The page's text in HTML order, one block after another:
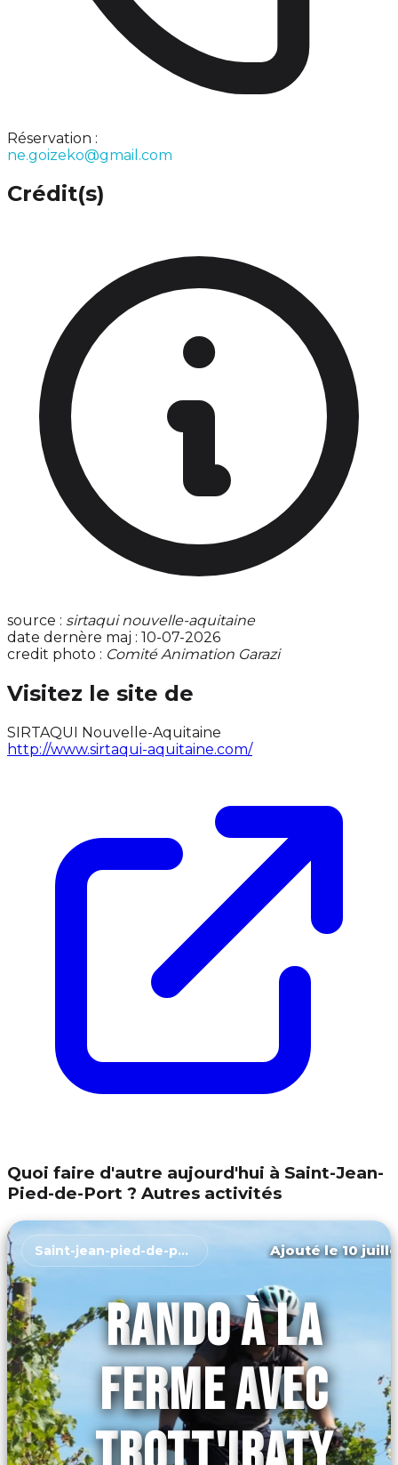
Réservation :
ne.goizeko@gmail.com
Crédit(s)
source : sirtaqui nouvelle-aquitaine
date dernère maj : 10-07-2026
credit photo : Comité Animation Garazi
Visitez le site de
SIRTAQUI Nouvelle-Aquitaine
http://www.sirtaqui-aquitaine.com/
Quoi faire d'autre aujourd'hui à Saint-Jean-
Pied-de-Port ? Autres activités
Saint-jean-pied-de-port Ajouté le 10
RANDO À LA
FERME AVEC